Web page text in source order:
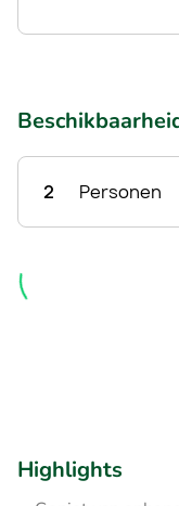
2 Personen
Highlights